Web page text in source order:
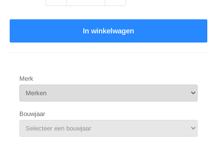
In winkelwagen
Merk
Bouwjaar